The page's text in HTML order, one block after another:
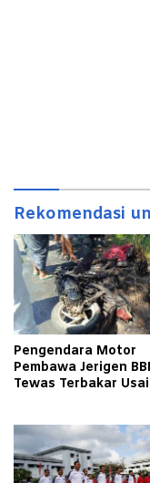
Rekomendasi
Pengendara Motor
Pembawa Jerigen
Tewas Terbakar Usai
Pamekasan